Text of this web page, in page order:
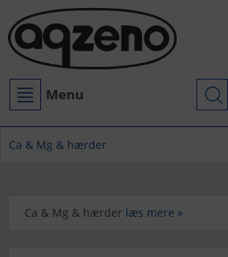
Menu
Ca & Mg & hærder
Ca & Mg & hærder læs mere »